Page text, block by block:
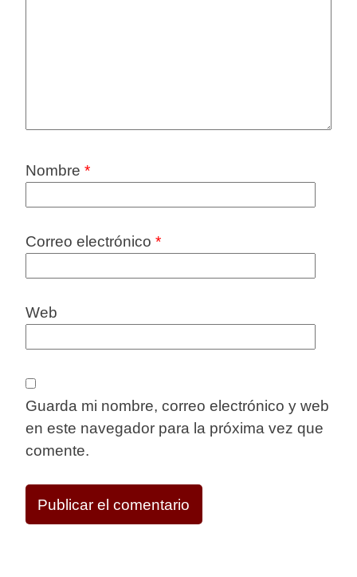
Nombre *
Correo electrónico *
Web
Guarda mi nombre, correo electrónico y web
en este navegador para la próxima vez que
comente.